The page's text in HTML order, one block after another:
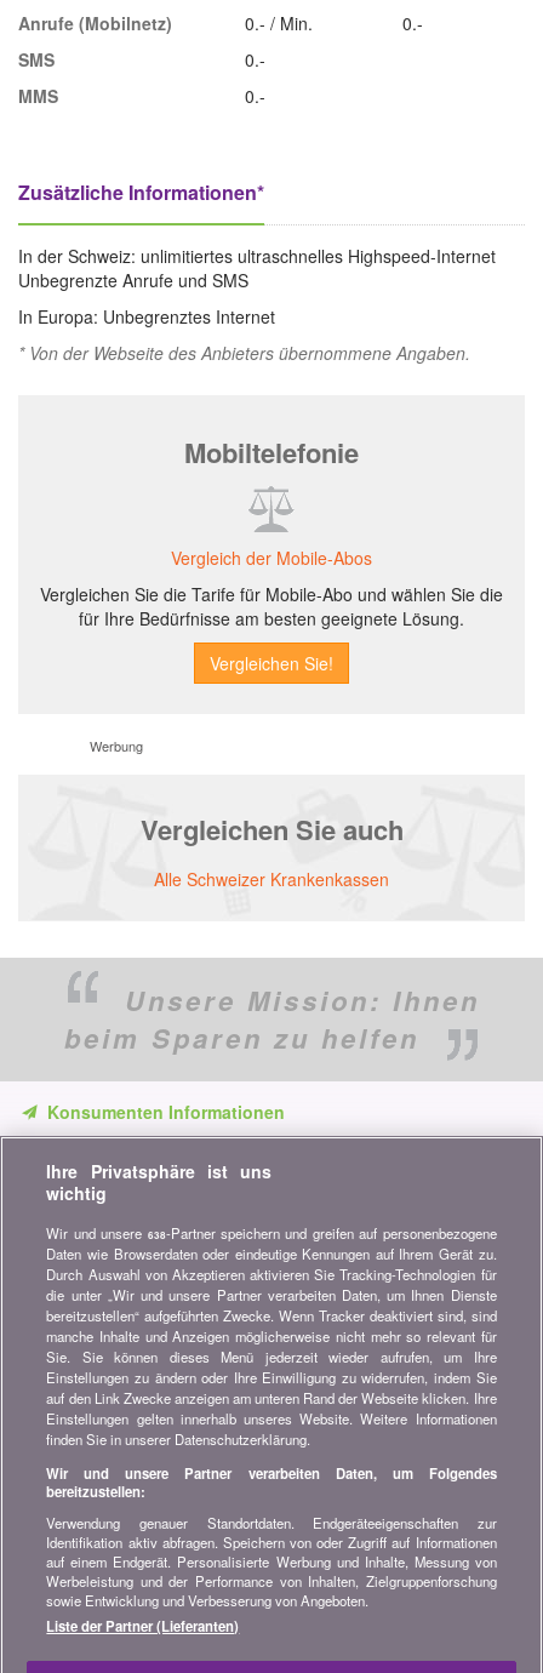
Anrufe (Mobilnetz)
0.- / Min.
0.-
SMS
0.-
MMS
0.-
Zusätzliche Informationen*
In der Schweiz: unlimitiertes ultraschnelles Highspeed-Internet
Unbegrenzte Anrufe und SMS
In Europa: Unbegrenztes Internet
* Von der Webseite des Anbieters übernommene Angaben.
Mobiltelefonie
Vergleich der Mobile-Abos
Vergleichen Sie die Tarife für Mobile-Abo und wählen Sie die
für Ihre Bedürfnisse am besten geeignete Lösung.
Werbung
Vergleichen Sie auch
Alle Schweizer Krankenkassen
Unsere Mission: Ihnen
beim Sparen zu helfen
Konsumenten Informationen
unsere Vergleiche, Ratschläge und Tipps in den Bereichen
Versicherung, Finanzen, Konsumgüter und vieles mehr...
Newsletter bestellen
Treten Sie unserer Community bei
Bleiben Sie auf dem neuesten Stand, finden Sie alle Ratschläge
und Tipps zum Sparen auf:
Wissenswertes über bonus.ch
Wer ist bonus.ch? Wie funktionieren die Vergleiche?
Presseanfragen, Partnerschaften, Werbung...
Alle Informationen über bonus.ch
Ihre Privatsphäre ist uns
wichtig
Wir und unsere 638-Partner speichern und greifen auf personenbezogene
Daten wie Browserdaten oder eindeutige Kennungen auf Ihrem Gerät zu.
Durch Auswahl von Akzeptieren aktivieren Sie Tracking-Technologien für
die unter „Wir und unsere Partner verarbeiten Daten, um Ihnen Dienste
bereitzustellen“ aufgeführten Zwecke. Wenn Tracker deaktiviert sind, sind
manche Inhalte und Anzeigen möglicherweise nicht mehr so relevant für
Sie. Sie können dieses Menü jederzeit wieder aufrufen, um Ihre
Einstellungen zu ändern oder Ihre Einwilligung zu widerrufen, indem Sie
auf den Link Zwecke anzeigen am unteren Rand der Webseite klicken. Ihre
Einstellungen gelten innerhalb unseres Website. Weitere Informationen
finden Sie in unserer Datenschutzerklärung.
Wir und unsere Partner verarbeiten Daten, um Folgendes
bereitzustellen:
Verwendung genauer Standortdaten. Endgeräteeigenschaften zur
Identifikation aktiv abfragen. Speichern von oder Zugriff auf Informationen
auf einem Endgerät. Personalisierte Werbung und Inhalte, Messung von
Werbeleistung und der Performance von Inhalten, Zielgruppenforschung
sowie Entwicklung und Verbesserung von Angeboten.
Liste der Partner (Lieferanten)